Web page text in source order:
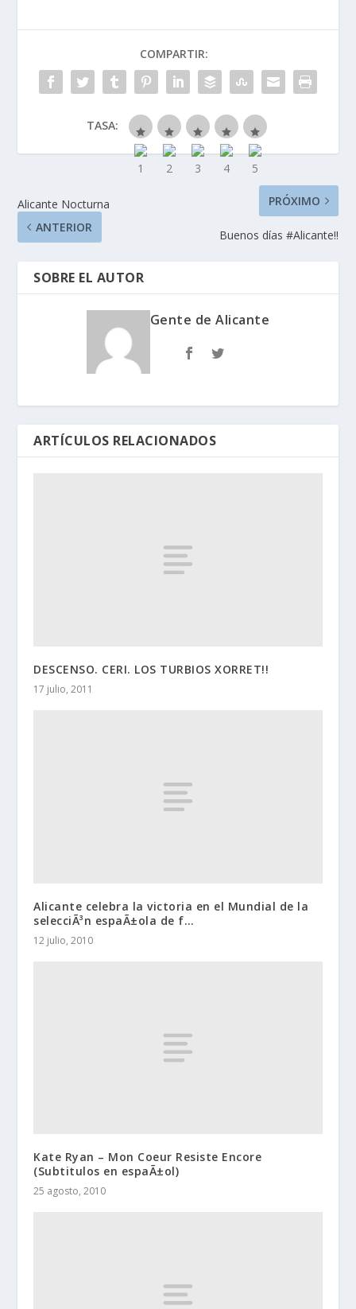
COMPARTIR:
TASA:
Alicante Nocturna
ANTERIOR
PRÓXIMO
Buenos dí­as #Alicante!!
SOBRE EL AUTOR
Gente de Alicante
ARTÍCULOS RELACIONADOS
DESCENSO. CERI. LOS TURBIOS XORRET!!
17 julio, 2011
Alicante celebra la victoria en el Mundial de la
selecciÃ³n espaÃ±ola de f…
12 julio, 2010
Kate Ryan – Mon Coeur Resiste Encore
(Subtitulos en espaÃ±ol)
25 agosto, 2010